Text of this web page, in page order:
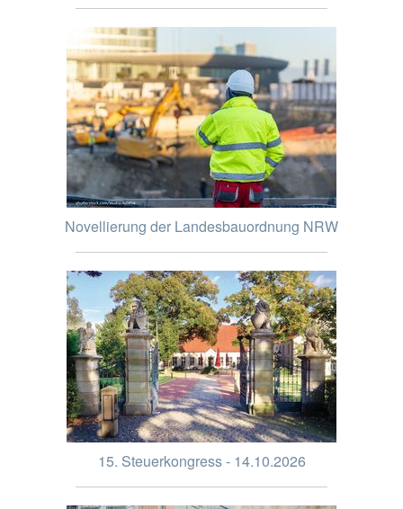
Novellierung der Landesbauordnung NRW
15. Steuerkongress - 14.10.2026